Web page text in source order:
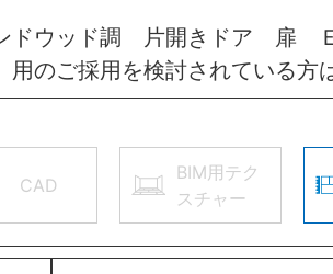
ドウッド調 片開きドア 扉
のご採用を検討されている方
CAD
BIM用テク
スチャー